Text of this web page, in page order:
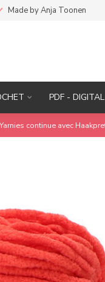
Made by Anja Toonen
PDF -
continue avec